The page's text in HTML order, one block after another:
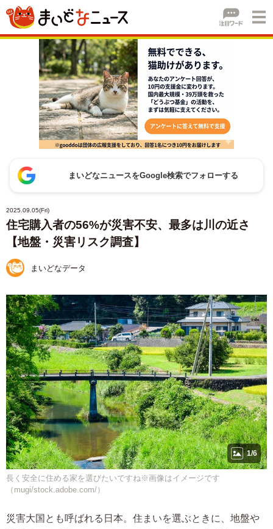
まいどなニュースをGoogle検索でフォローする
2025.09.05(Fri)
住宅購入者の56%が災害不安、最多は川の近さ
【地盤・災害リスク調査】
まいどなデータ
1/6
長く安全に住める家を選びたいですね※画像はイメージです
（mugi/stock.adobe.com/）
災害大国とも呼ばれる日本。住まいを選ぶときに、地盤や